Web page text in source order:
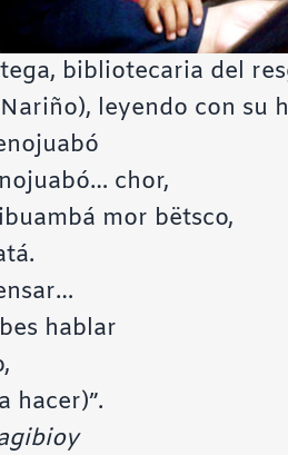
bibliotecaria del
leyendo con su
chor,
mor bëtsco,
hablar
hacer)”.